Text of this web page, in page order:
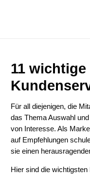
11
Für all diejenigen, die
das Thema Auswahl
von Interesse. Als
auf Empfehlungen
sie einen
Hier sind die